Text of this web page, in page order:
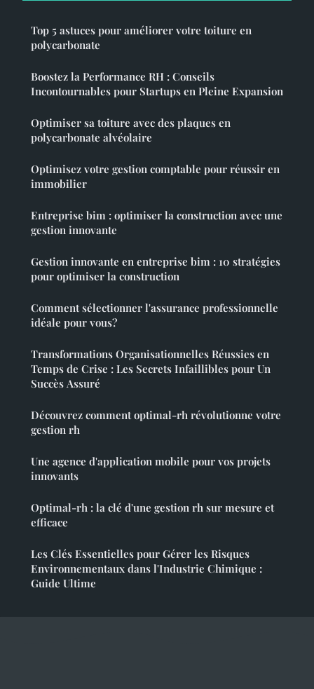
Top 5 astuces pour améliorer votre toiture en
polycarbonate
Boostez la Performance RH : Conseils
Incontournables pour Startups en Pleine Expansion
Optimiser sa toiture avec des plaques en
polycarbonate alvéolaire
Optimisez votre gestion comptable pour réussir en
immobilier
Entreprise bim : optimiser la construction avec une
gestion innovante
Gestion innovante en entreprise bim : 10 stratégies
pour optimiser la construction
Comment sélectionner l'assurance professionnelle
idéale pour vous?
Transformations Organisationnelles Réussies en
Temps de Crise : Les Secrets Infaillibles pour Un
Succès Assuré
Découvrez comment optimal-rh révolutionne votre
gestion rh
Une agence d'application mobile pour vos projets
innovants
Optimal-rh : la clé d'une gestion rh sur mesure et
efficace
Les Clés Essentielles pour Gérer les Risques
Environnementaux dans l'Industrie Chimique :
Guide Ultime